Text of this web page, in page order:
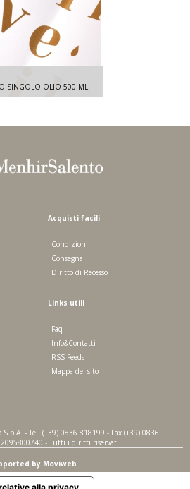
SINGOLO OLIO 500 ML
Acquisti facili
Condizioni
Consegna
Diritto di Recesso
Links utili
Faq
Info&Contatti
RSS Feeds
Mappa del sito
- Tel. (+39) 0836 818199 - Fax (+39) 0836
- Tutti i diritti riservati
by Moviweb